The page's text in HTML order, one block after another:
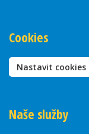
Cookies
Nastavit cookies
Naše služby